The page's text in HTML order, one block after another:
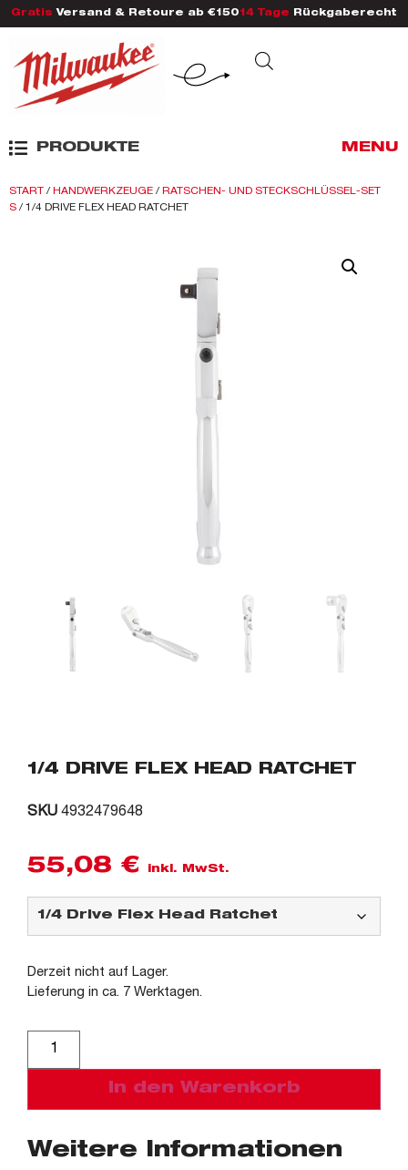
Gratis Versand & Retoure ab €150 14 Tage Rückgaberecht
PRODUKTE MENU
START / HANDWERKZEUGE / RATSCHEN- UND STECKSCHLÜSSEL-SET
S / 1/4 DRIVE FLEX HEAD RATCHET
1/4 DRIVE FLEX HEAD RATCHET
SKU 4932479648
55,08 € inkl. MwSt.
Derzeit nicht auf Lager.
Lieferung in ca. 7 Werktagen.
In den Warenkorb
Weitere Informationen